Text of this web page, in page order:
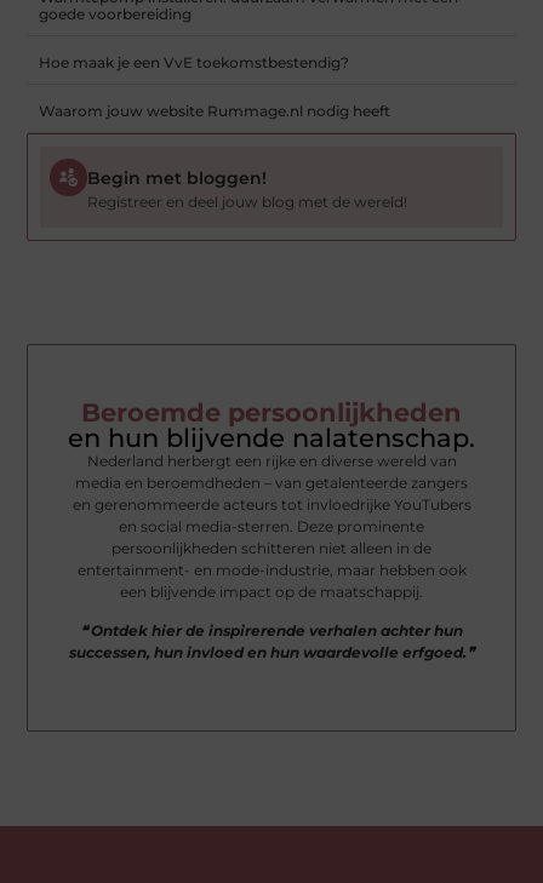
goede voorbereiding
Hoe maak je een VvE toekomstbestendig?
Waarom jouw website Rummage.nl nodig heeft
Begin met bloggen!
Registreer en deel jouw blog met de wereld!
Beroemde persoonlijkheden
en hun blijvende nalatenschap.
Nederland herbergt een rijke en diverse wereld van
media en beroemdheden – van getalenteerde zangers
en gerenommeerde acteurs tot invloedrijke YouTubers
en social media-sterren. Deze prominente
persoonlijkheden schitteren niet alleen in de
entertainment- en mode-industrie, maar hebben ook
een blijvende impact op de maatschappij.
❝ Ontdek hier de inspirerende verhalen achter hun
successen, hun invloed en hun waardevolle erfgoed.❞